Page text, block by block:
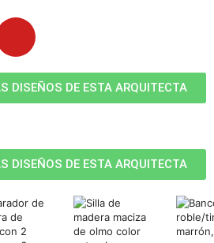
DISEÑOS DE ESTA ARQUITECTA
DISEÑOS DE ESTA ARQUITECTA